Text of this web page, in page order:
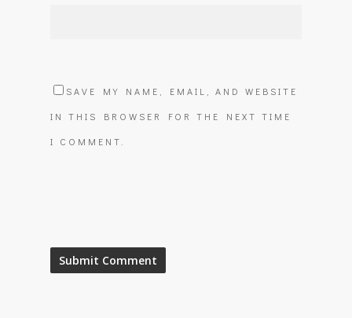
SAVE MY NAME, EMAIL, AND WEBSITE
IN THIS BROWSER FOR THE NEXT TIME
I COMMENT.